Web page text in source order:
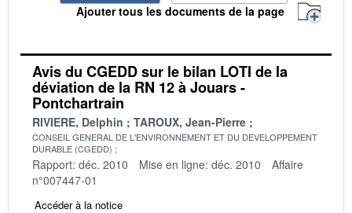
Ajouter tous les documents de la page
Avis du CGEDD sur le bilan LOTI de la
déviation de la RN 12 à Jouars -
Pontchartrain
RIVIERE, Delphin TAROUX, Jean-Pierre
CONSEIL GENERAL DE L'ENVIRONNEMENT ET DU DEVELOPPEMENT
DURABLE (CGEDD)
Rapport: déc. 2010 Mise en ligne: déc. 2010
Affaire
n°007447-01
Accéder à la notice